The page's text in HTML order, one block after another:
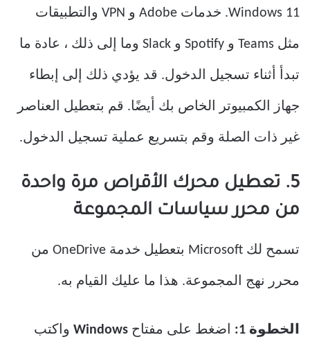
Windows 11. خدمات Adobe و VPN والتطبيقات
مثل Teams و Spotify و Slack وما إلى ذلك ، عادة ما
تبدأ أثناء تسجيل الدخول. قد يؤدي ذلك إلى إبطاء
جهاز الكمبيوتر الخاص بك أيضًا. قم بتعطيل العناصر
غير ذات الصلة وقم بتسريع عملية تسجيل الدخول.
5. تعطيل محرك الأقراص مرة واحدة
من محرر سياسات المجموعة
تسمح لك Microsoft بتعطيل خدمة OneDrive من
محرر نهج المجموعة. هذا ما عليك القيام به.
الخطوة 1: اضغط على مفتاح Windows واكتب